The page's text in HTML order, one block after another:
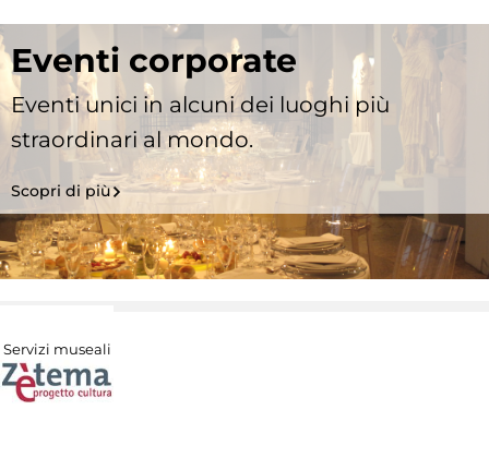
Eventi corporate
Eventi unici in alcuni dei luoghi più
straordinari al mondo.
Scopri di più
Servizi museali